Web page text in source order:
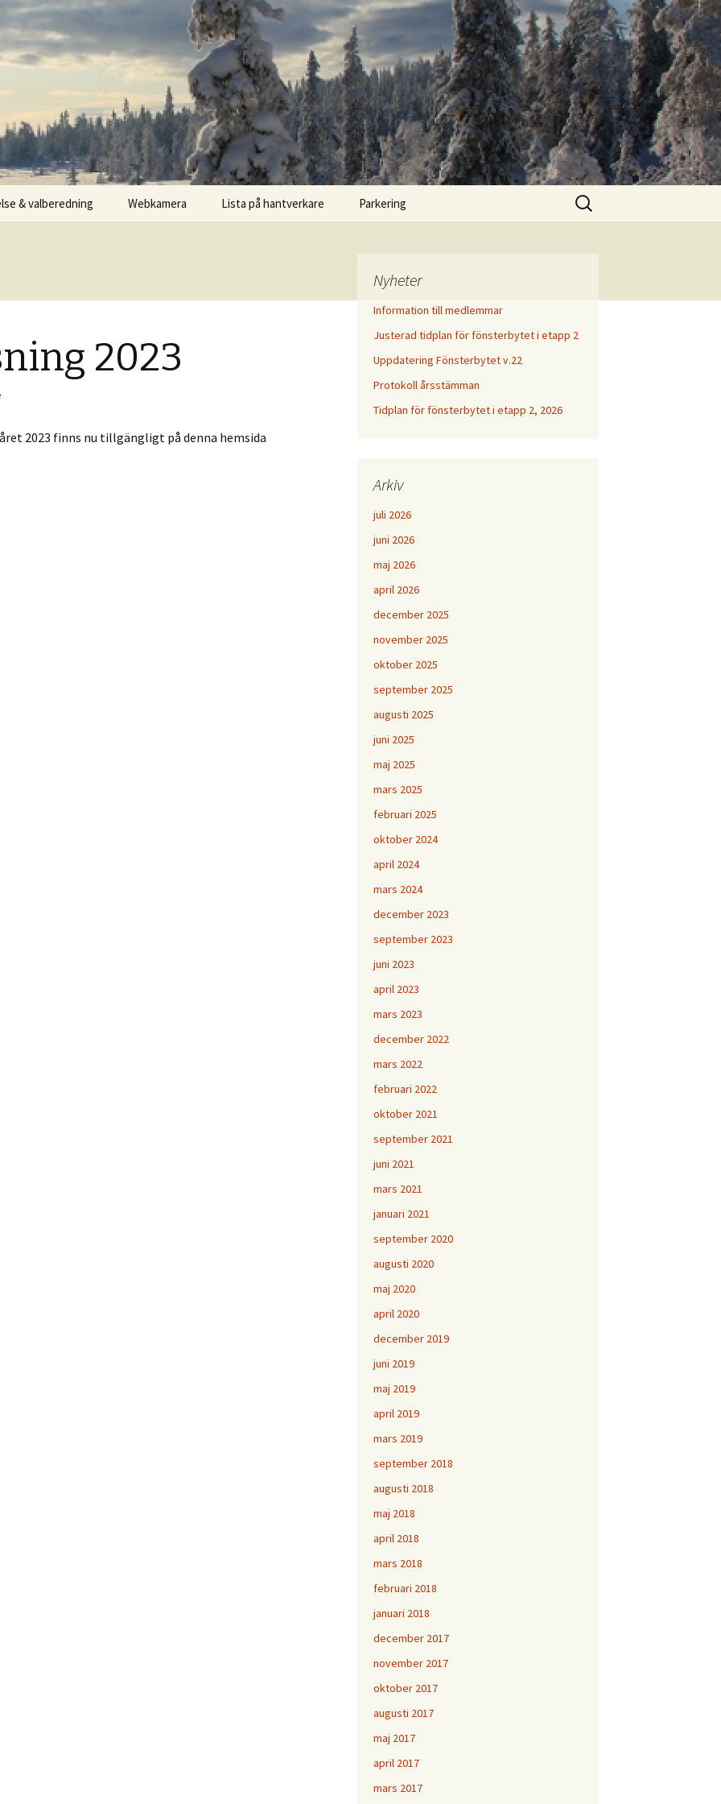
& valberedning Webkamera Lista på hantverkare Parkering
Sök
efter:
2023
2023 finns nu tillgängligt på denna hemsida
Nyheter
Information till medlemmar
Justerad tidplan för fönsterbytet i etapp 2
Uppdatering Fönsterbytet v.22
Protokoll årsstämman
Tidplan för fönsterbytet i etapp 2, 2026
Arkiv
juli 2026
juni 2026
maj 2026
april 2026
december 2025
november 2025
oktober 2025
september 2025
augusti 2025
juni 2025
maj 2025
mars 2025
februari 2025
oktober 2024
april 2024
mars 2024
december 2023
september 2023
juni 2023
april 2023
mars 2023
december 2022
mars 2022
februari 2022
oktober 2021
september 2021
juni 2021
mars 2021
januari 2021
september 2020
augusti 2020
maj 2020
april 2020
december 2019
juni 2019
maj 2019
april 2019
mars 2019
september 2018
augusti 2018
maj 2018
april 2018
mars 2018
februari 2018
januari 2018
december 2017
november 2017
oktober 2017
augusti 2017
maj 2017
april 2017
mars 2017